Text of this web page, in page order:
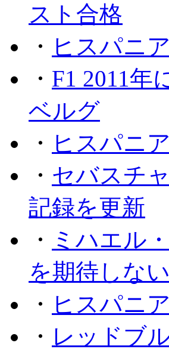
スト合格
・ ヒスパニ
・ F1 2011年
ベルグ
・ ヒスパニ
・ セバスチ
記録を更新
・ ミハエル
を期待しな
・ ヒスパニ
・ レッドブ